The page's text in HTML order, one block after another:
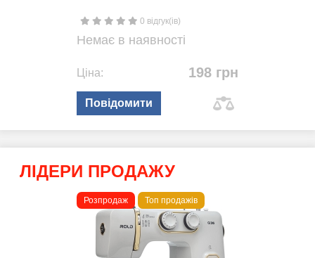
0 відгук(ів)
Немає в наявності
Ціна: 198 грн
Повідомити
ЛІДЕРИ ПРОДАЖУ
Розпродаж Топ продажів